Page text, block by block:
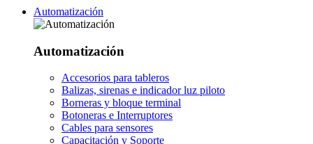
Automatización
Automatización
Accesorios para tableros
Balizas, sirenas e indicador luz piloto
Borneras y bloque terminal
Botoneras e Interruptores
Cables para sensores
Capacitación y Soporte